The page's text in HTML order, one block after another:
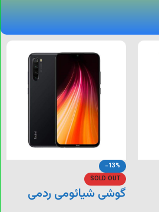
-13%
SOLD OUT
گوشی شیائومی ردمی